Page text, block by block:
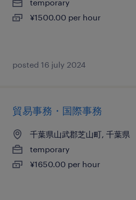
temporary
¥1500.00 per hour
posted 16 july 2024
貿易事務・国際事務
千葉県山武郡芝山町, 千葉県
temporary
¥1650.00 per hour